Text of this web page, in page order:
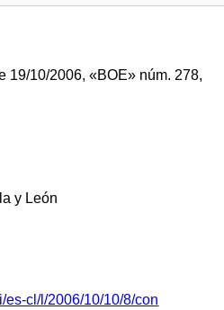
19/10/2006,«BOE» núm. 278,
y León
es-cl/l/2006/10/10/8/con